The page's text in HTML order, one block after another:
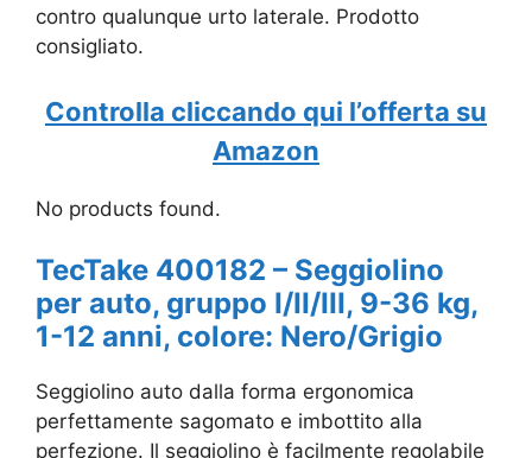
contro qualunque urto laterale. Prodotto
consigliato.
Controlla cliccando qui l’offerta su
Amazon
No products found.
TecTake 400182 – Seggiolino
per auto, gruppo I/II/III, 9-36 kg,
1-12 anni, colore: Nero/Grigio
Seggiolino auto dalla forma ergonomica
perfettamente sagomato e imbottito alla
perfezione. Il seggiolino è facilmente regolabile